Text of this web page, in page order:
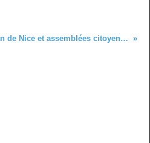
1er circonscription de Nice et assemblées citoyennes.